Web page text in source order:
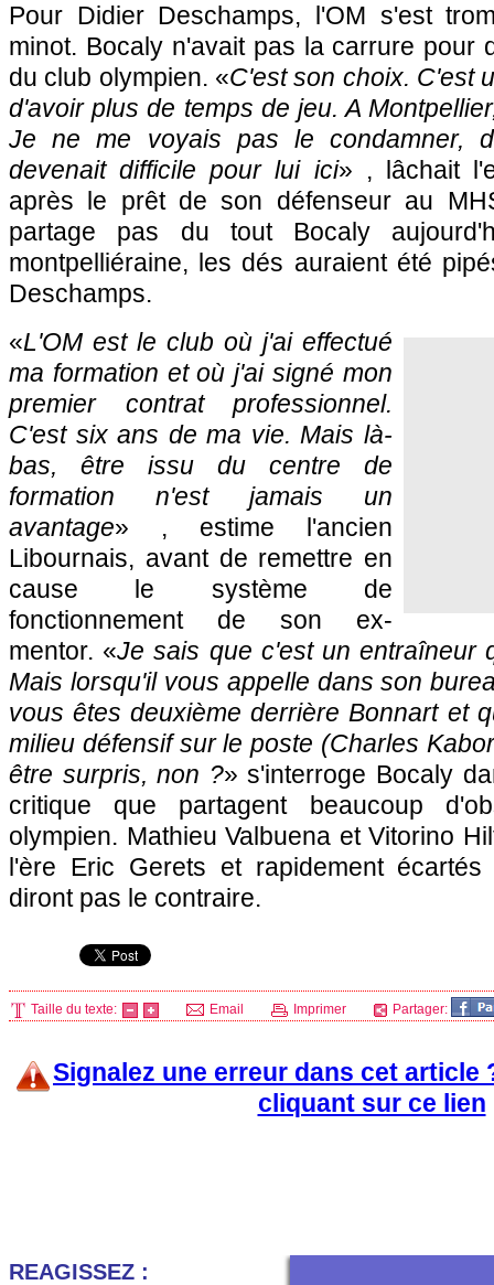
Pour Didier Deschamps, l'OM s'est
minot. Bocaly n'avait pas la carrure pour
du club olympien. «C'est son choix. C'est
d'avoir plus de temps de jeu. A Montpellier
Je ne me voyais pas le condamner,
devenait difficile pour lui ici» , lâchait
après le prêt de son défenseur au
partage pas du tout Bocaly
montpelliéraine, les dés auraient été
Deschamps.
«L'OM est le club où j'ai effectué
ma formation et où j'ai signé mon
premier contrat professionnel.
C'est six ans de ma vie. Mais là-
bas, être issu du centre de
formation n'est jamais un
avantage» , estime l'ancien
Libournais, avant de remettre en
cause le système de
fonctionnement de son ex-
mentor. «Je sais que c'est un entraîneur
Mais lorsqu'il vous appelle dans son
vous êtes deuxième derrière Bonnart et
milieu défensif sur le poste (Charles
être surpris, non ?» s'interroge Bocaly
critique que partagent beaucoup
olympien. Mathieu Valbuena et Vitorino
l'ère Eric Gerets et rapidement
diront pas le contraire.
Taille du texte: Email Imprimer Partager:
Signalez une erreur dans cet article
cliquant sur ce lien
REAGISSEZ :